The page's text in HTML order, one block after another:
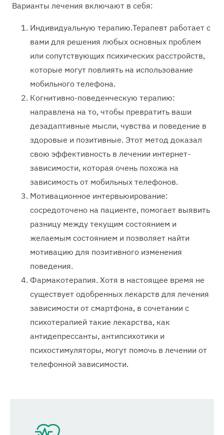
Варианты лечения включают в себя:
Индивидуальную терапию.Терапевт работает с
вами для решения любых основных проблем
или сопутствующих психических расстройств,
которые могут повлиять на использование
мобильного телефона.
Когнитивно-поведенческую терапию:
направлена на то, чтобы превратить ваши
дезадаптивные мысли, чувства и поведение в
здоровые и позитивные. Этот метод доказал
свою эффективность в лечении интернет-
зависимости, которая очень похожа на
зависимость от мобильных телефонов.
Мотивационное интервьюирование:
сосредоточено на пациенте, помогает выявить
разницу между текущим состоянием и
желаемым состоянием и позволяет найти
мотивацию для позитивного изменения
поведения.
Фармакотерапия. Хотя в настоящее время не
существует одобренных лекарств для лечения
зависимости от смартфона, в сочетании с
психотерапией такие лекарства, как
антидепрессанты, антипсихотики и
психостимуляторы, могут помочь в лечении от
телефонной зависимости.